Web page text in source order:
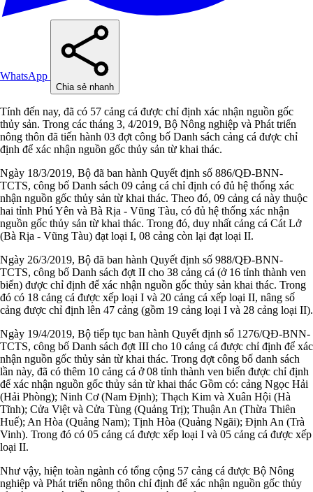
WhatsApp
Chia sẻ nhanh
Tính đến nay, đã có 57 cảng cá được chỉ định xác nhận nguồn gốc
thủy sản. Trong các tháng 3, 4/2019, Bộ Nông nghiệp và Phát triển
nông thôn đã tiến hành 03 đợt công bố Danh sách cảng cá được chỉ
định để xác nhận nguồn gốc thủy sản từ khai thác.
Ngày 18/3/2019, Bộ đã ban hành Quyết định số 886/QĐ-BNN-
TCTS, công bố Danh sách 09 cảng cá chỉ định có đủ hệ thống xác
nhận nguồn gốc thủy sản từ khai thác. Theo đó, 09 cảng cá này thuộc
hai tỉnh Phú Yên và Bà Rịa - Vũng Tàu, có đủ hệ thống xác nhận
nguồn gốc thủy sản từ khai thác. Trong đó, duy nhất cảng cá Cát Lở
(Bà Rịa - Vũng Tàu) đạt loại I, 08 cảng còn lại đạt loại II.
Ngày 26/3/2019, Bộ đã ban hành Quyết định số 988/QĐ-BNN-
TCTS, công bố Danh sách đợt II cho 38 cảng cá (ở 16 tỉnh thành ven
biển) được chỉ định để xác nhận nguồn gốc thủy sản khai thác. Trong
đó có 18 cảng cá được xếp loại I và 20 cảng cá xếp loại II, nâng số
cảng được chỉ định lên 47 cảng (gồm 19 cảng loại I và 28 cảng loại II).
Ngày 19/4/2019, Bộ tiếp tục ban hành Quyết định số 1276/QĐ-BNN-
TCTS, công bố Danh sách đợt III cho 10 cảng cá được chỉ định để xác
nhận nguồn gốc thủy sản từ khai thác. Trong đợt công bố danh sách
lần này, đã có thêm 10 cảng cá ở 08 tỉnh thành ven biển được chỉ định
để xác nhận nguồn gốc thủy sản từ khai thác Gồm có: cảng Ngọc Hải
(Hải Phòng); Ninh Cơ (Nam Định); Thạch Kim và Xuân Hội (Hà
Tĩnh); Cửa Việt và Cửa Tùng (Quảng Trị); Thuận An (Thừa Thiên
Huế); An Hòa (Quảng Nam); Tịnh Hòa (Quảng Ngãi); Định An (Trà
Vinh). Trong đó có 05 cảng cá được xếp loại I và 05 cảng cá được xếp
loại II.
Như vậy, hiện toàn ngành có tổng cộng 57 cảng cá được Bộ Nông
nghiệp và Phát triển nông thôn chỉ định để xác nhận nguồn gốc thủy